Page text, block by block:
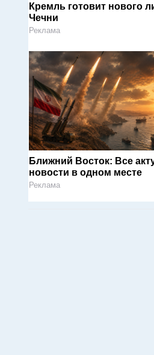
Кремль готовит нового
Чечни
Реклама
Ближний Восток: Все
новости в одном месте
Реклама